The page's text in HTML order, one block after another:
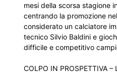
mesi della scorsa stagione
centrando la promozione
considerato un calciatore
tecnico Silvio Baldini e
difficile e competitivo
COLPO IN PROSPETTIVA –